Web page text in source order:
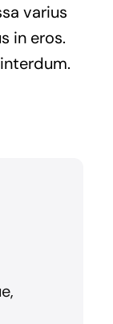
varius
in eros.